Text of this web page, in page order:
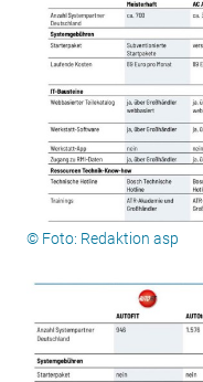
© Foto: Redaktion asp